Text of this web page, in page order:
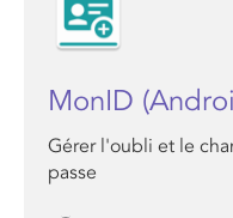
MonID
Gérer l'oubli et le
passe